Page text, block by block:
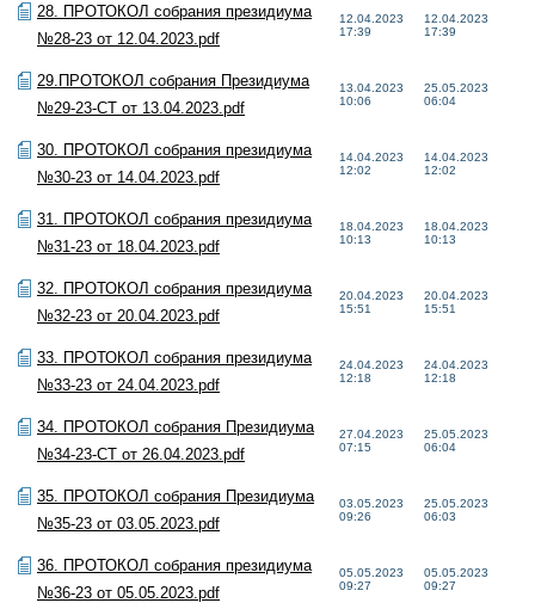
28. ПРОТОКОЛ собрания президиума
№28-23 от 12.04.2023.pdf
12.04.2023
17:39
12.04.2023
17:39
29.ПРОТОКОЛ собрания Президиума
№29-23-СТ от 13.04.2023.pdf
13.04.2023
10:06
25.05.2023
06:04
30. ПРОТОКОЛ собрания президиума
№30-23 от 14.04.2023.pdf
14.04.2023
12:02
14.04.2023
12:02
31. ПРОТОКОЛ собрания президиума
№31-23 от 18.04.2023.pdf
18.04.2023
10:13
18.04.2023
10:13
32. ПРОТОКОЛ собрания президиума
№32-23 от 20.04.2023.pdf
20.04.2023
15:51
20.04.2023
15:51
33. ПРОТОКОЛ собрания президиума
№33-23 от 24.04.2023.pdf
24.04.2023
12:18
24.04.2023
12:18
34. ПРОТОКОЛ собрания Президиума
№34-23-СТ от 26.04.2023.pdf
27.04.2023
07:15
25.05.2023
06:04
35. ПРОТОКОЛ собрания Президиума
№35-23 от 03.05.2023.pdf
03.05.2023
09:26
25.05.2023
06:03
36. ПРОТОКОЛ собрания президиума
№36-23 от 05.05.2023.pdf
05.05.2023
09:27
05.05.2023
09:27